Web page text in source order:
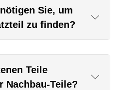
Sie, um
zu finden?
Teile
Nachbau-Teile?